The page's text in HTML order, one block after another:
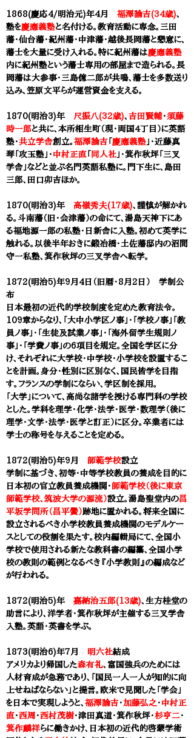
1868(慶応4/明治元)年4月 福澤諭吉(34歳)、
塾を慶應義塾と名付ける。教育活動に専念。三田
藩・仙台藩・紀州藩・中津藩・越後長岡藩と懇意に、
藩士を大量に受け入れる。特に紀州藩は慶應義塾
内に紀州塾という藩士専用の部屋まで造られる。長
岡藩は大参事・三島億二郎が共鳴、藩士を多数送り
込み、笠原文平らが運営資金を支える。
1870(明治3)年 尺振八(32歳)、 吉田賢輔・須藤
時一郎と共に、本所相生町（現・両国４丁目）に英語
塾・共立学舎創立。 福澤諭吉 「 慶應義塾 」・近藤真
琴「攻玉塾」・ 中村正直 「 同人社 」・箕作秋坪 「 三叉
学舎 」などと並ぶ名門英語私塾に。門下生に、島田
三郎、田口卯吉ほか。
1870(明治3)年 高嶺秀夫(17歳)、謹慎が解かれ
る。斗南藩（旧・会津藩）の命にて、湯島天神下にあ
る福地源一郎の私塾・日新舎に入塾。初めて英学に
触れる。以後半年おきに鍛冶橋・土佐藩邸内の沼間
守一私塾、 箕作秋坪の三叉学舎へ転学。
1872(明治5)年9月4日（旧暦・8月2日） 学制公
布
日本最初の近代的学校制度を定めた教育法令。
109章からなり、「大中小学区ノ事」・「学校ノ事」「教
員ノ事」・「生徒及試業ノ事」・「海外留学生規則ノ
事」・「学費ノ事」の6項目を規定。全国を学区に分
け、それぞれに大学校・中学校・小学校を設置するこ
とを計画。身分・性別に区別なく、国民皆学を目指
す。フランスの学制にならい、学区制を採用。​
「大学」について、高尚な諸学を授ける専門科の学校
とした。学科を理学・化学・法学・医学・数理学（後に
理学・文学・法学・医学と訂正）に区分。卒業者には
学士の称号を与えることを定める。
1872(明治5)年9月 師範学校設立
学制 に基づき、初等・中等学校教員の養成を目的に
日本初の官立教員養成機関 ・ 師範学校（後に東京
師範学校、筑波大学の源流）設立。湯島聖堂内の昌
平坂学問所（昌平黌）跡地に置かれる。 将来全国に
設立されるべき小学校教員養成機関のモデルケー
スとしての役割を果たす。校内編輯局にて、全国小
学校で使用される新たな教科書の編纂、全国小学
校の教則の範例となるべき『小学教則』の編成など
が行われる。
1872(明治5)年 嘉納治五郎(13歳)、生方桂堂の
助言により、洋学者・箕作秋坪が主催する三叉学舎
入塾。英語・英書を学ぶ。
1873(明治6)年7月 明六社結成
アメリカより帰国した森有礼、富国強兵のためには
人材育成が急務であり、「国民一人一人が知的に向
上せねばならない」と提言。欧米で見聞した「学会」
を日本で実現しようと、 福澤諭吉・加藤弘之・ 中村正
直・ 西周 ・ 西村茂樹・津田真道・箕作秋坪・杉亨二・
箕作麟祥らに働きかけ、日本初の近代的啓蒙学術